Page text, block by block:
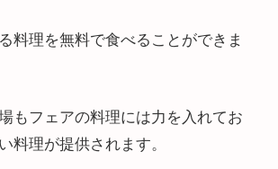
料理を無料で食べることができま
もフェアの料理には力を入れてお
料理が提供されます。